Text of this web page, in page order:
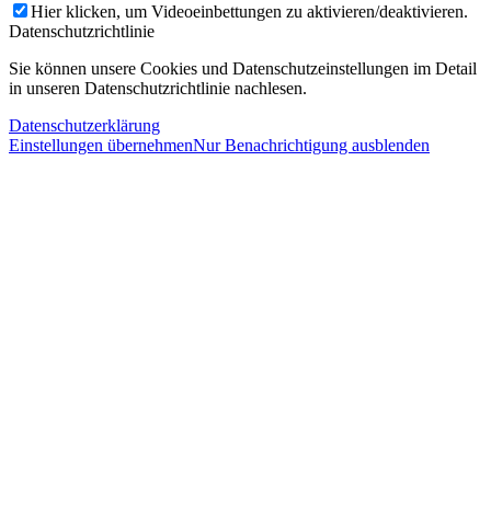
Hier klicken, um Videoeinbettungen zu aktivieren/deaktivieren.
Datenschutzrichtlinie
Sie können unsere Cookies und Datenschutzeinstellungen im Detail
in unseren Datenschutzrichtlinie nachlesen.
Datenschutzerklärung
Einstellungen übernehmenNur Benachrichtigung ausblenden